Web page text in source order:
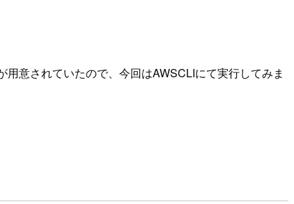
意されていたので、今回はAWSCLIにて実行してみま